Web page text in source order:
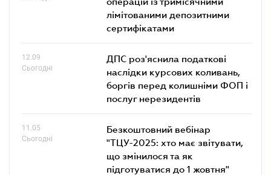
лімітованими депозитними
сертифікатами
12.09
Сьогодні
ДПС роз'яснила податкові
наслідки курсових коливань,
боргів перед колишніми ФОП і
послуг нерезидентів
11.05
Сьогодні
Безкоштовний вебінар
"ТЦУ-2025: хто має звітувати,
що змінилося та як
підготуватися до 1 жовтня"